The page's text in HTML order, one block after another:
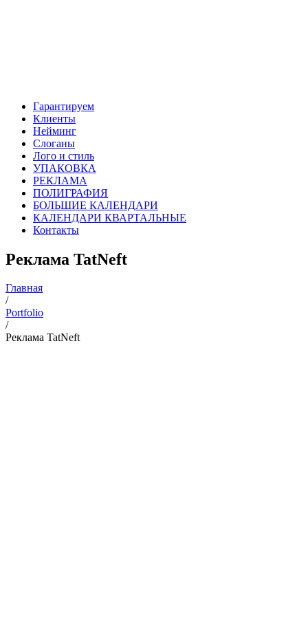
Гарантируем
Клиенты
Нейминг
Слоганы
Лого и стиль
УПАКОВКА
РЕКЛАМА
ПОЛИГРАФИЯ
БОЛЬШИЕ КАЛЕНДАРИ
КАЛЕНДАРИ КВАРТАЛЬНЫЕ
Контакты
Реклама TatNeft
Главная
/
Portfolio
/
Реклама TatNeft